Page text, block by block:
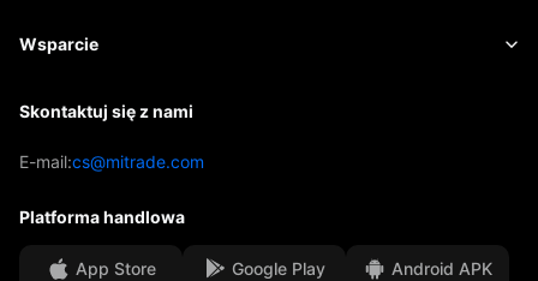
Academy
O firmie Mitrade
Wsparcie
Skontaktuj się z nami
E-mail:cs@mitrade.com
Platforma handlowa
App Store Google Play Android APK